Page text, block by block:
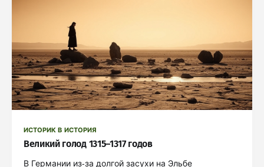
ИСТОРИК В ИСТОРИЯ
Великий голод 1315–1317 годов
В Германии из-за долгой засухи на Эльбе